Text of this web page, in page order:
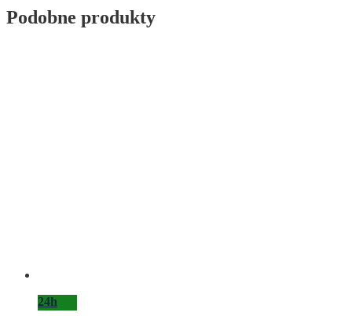
Podobne produkty
24h